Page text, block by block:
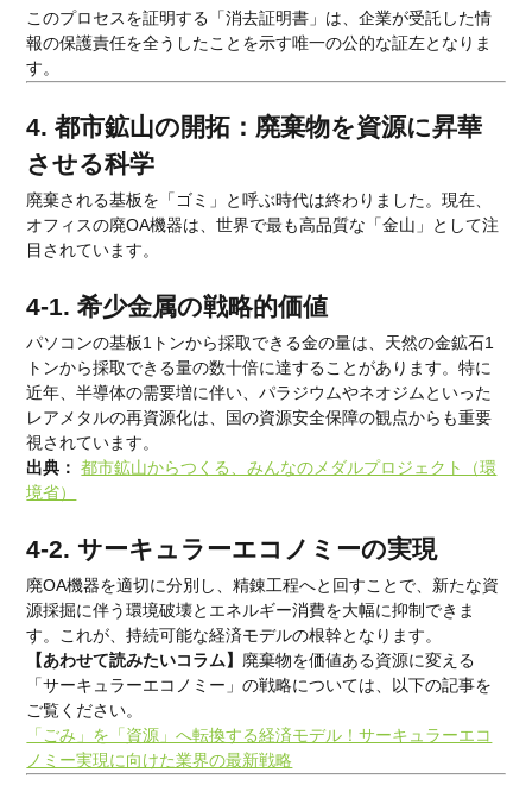
このプロセスを証明する「消去証明書」は、企業が受託した情
報の保護責任を全うしたことを示す唯一の公的な証左となりま
す。
4. 都市鉱山の開拓：廃棄物を資源に昇華
させる科学
廃棄される基板を「ゴミ」と呼ぶ時代は終わりました。現在、
オフィスの廃OA機器は、世界で最も高品質な「金山」として注
目されています。
4-1. 希少金属の戦略的価値
パソコンの基板1トンから採取できる金の量は、天然の金鉱石1
トンから採取できる量の数十倍に達することがあります。特に
近年、半導体の需要増に伴い、パラジウムやネオジムといった
レアメタルの再資源化は、国の資源安全保障の観点からも重要
視されています。
出典： 都市鉱山からつくる、みんなのメダルプロジェクト（環
境省）
4-2. サーキュラーエコノミーの実現
廃OA機器を適切に分別し、精錬工程へと回すことで、新たな資
源採掘に伴う環境破壊とエネルギー消費を大幅に抑制できま
す。これが、持続可能な経済モデルの根幹となります。
【あわせて読みたいコラム】 廃棄物を価値ある資源に変える
「サーキュラーエコノミー」の戦略については、以下の記事を
ご覧ください。
「ごみ」を「資源」へ転換する経済モデル！サーキュラーエコ
ノミー実現に向けた業界の最新戦略